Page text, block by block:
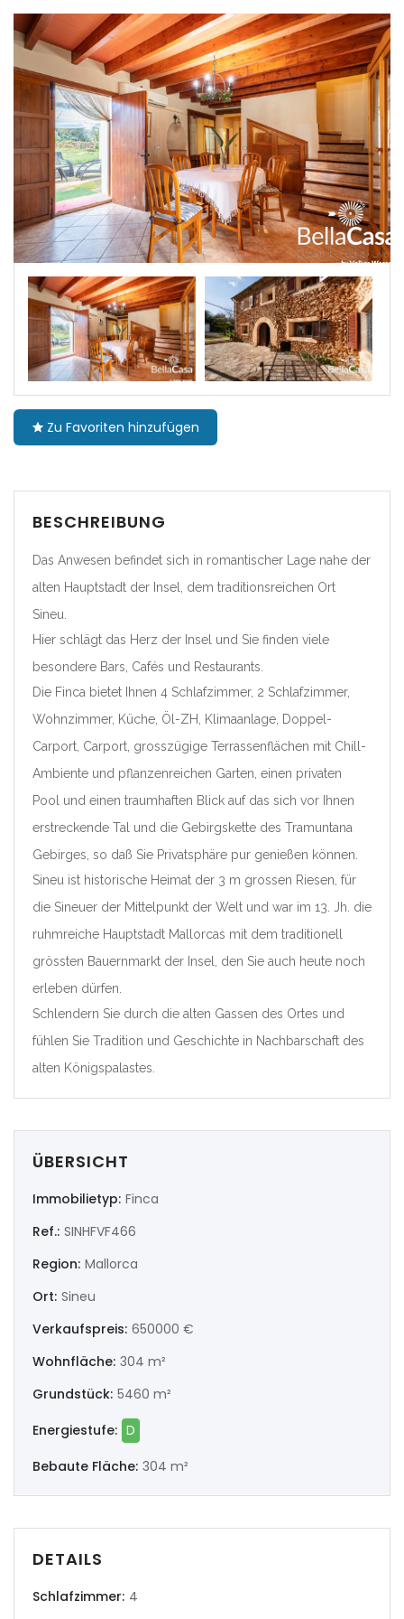
|-Segovia
|-Soria
|-Zamora
Castilla-La Mancha
|-Albacete
|-Cuenca
|-Guadalajara
|-Toledo
|-Tarragona
|-Navarra
|-Alicante/Alacant
|-Castellón/Castelló
Deutschland
|-Badajoz
|-Cáceres
Galicia
|-Alcudia
Zu Favoriten hinzufügen
BESCHREIBUNG
Das Anwesen befindet sich in romantischer Lage nahe der
alten Hauptstadt der Insel, dem traditionsreichen Ort
Sineu.
Hier schlägt das Herz der Insel und Sie finden viele
besondere Bars, Cafés und Restaurants.
Die Finca bietet Ihnen 4 Schlafzimmer, 2 Schlafzimmer,
Wohnzimmer, Küche, Öl-ZH, Klimaanlage, Doppel-
Carport, Carport, grosszügige Terrassenflächen mit Chill-
Ambiente und pflanzenreichen Garten, einen privaten
Pool und einen traumhaften Blick auf das sich vor Ihnen
erstreckende Tal und die Gebirgskette des Tramuntana
Gebirges, so daß Sie Privatsphäre pur genießen können.
Sineu ist historische Heimat der 3 m grossen Riesen, für
die Sineuer der Mittelpunkt der Welt und war im 13. Jh. die
ruhmreiche Hauptstadt Mallorcas mit dem traditionell
grössten Bauernmarkt der Insel, den Sie auch heute noch
erleben dürfen.
Schlendern Sie durch die alten Gassen des Ortes und
fühlen Sie Tradition und Geschichte in Nachbarschaft des
alten Königspalastes.
ÜBERSICHT
Immobilietyp: Finca
Ref.: SINHFVF466
Region: Mallorca
Ort: Sineu
Verkaufspreis: 650000 €
Wohnfläche: 304 m²
Grundstück: 5460 m²
Energiestufe: D
Bebaute Fläche: 304 m²
DETAILS
Schlafzimmer: 4